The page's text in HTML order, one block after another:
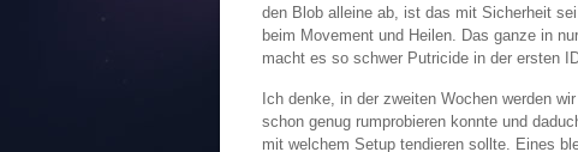
den Blob alleine ab, ist das mit Sicherheit
beim Movement und Heilen. Das ganze in
macht es so schwer Putricide in der ersten
Ich denke, in der zweiten Wochen werden
schon genug rumprobieren konnte und
mit welchem Setup tendieren sollte. Eines